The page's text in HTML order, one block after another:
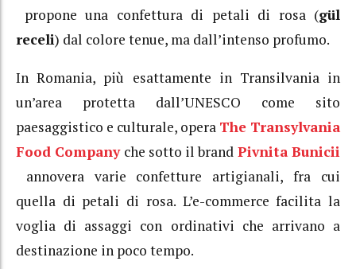
propone una confettura di petali di rosa (gül
receli) dal colore tenue, ma dall’intenso profumo.
In Romania, più esattamente in Transilvania in
un’area protetta dall’UNESCO come sito
paesaggistico e culturale, opera The Transylvania
Food Companyche sotto il brand Pivnita Bunicii
annovera varie confetture artigianali, fra cui
quella di petali di rosa. L’e-commerce facilita la
voglia di assaggi con ordinativi che arrivano a
destinazione in poco tempo.